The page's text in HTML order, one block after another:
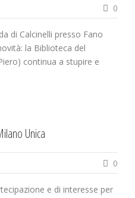
0
di Calcinelli presso Fano
la Biblioteca del
continua a stupire e
Unica
0
e di interesse per